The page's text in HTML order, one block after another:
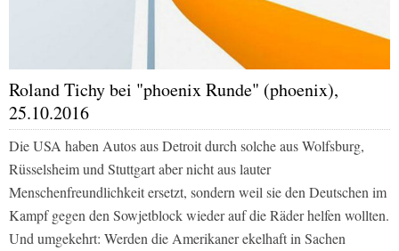
Roland Tichy bei "phoenix Runde" (phoenix),
25.10.2016
Die USA haben Autos aus Detroit durch solche aus Wolfsburg,
Rüsselsheim und Stuttgart aber nicht aus lauter
Menschenfreundlichkeit ersetzt, sondern weil sie den Deutschen im
Kampf gegen den Sowjetblock wieder auf die Räder helfen wollten.
Und umgekehrt: Werden die Amerikaner ekelhaft in Sachen